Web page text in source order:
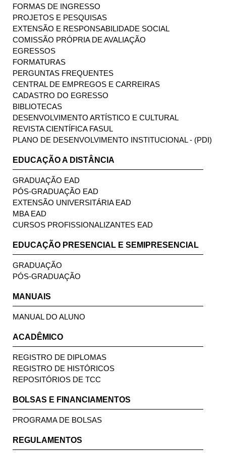
FORMAS DE INGRESSO
PROJETOS E PESQUISAS
EXTENSÃO E RESPONSABILIDADE SOCIAL
COMISSÃO PRÓPRIA DE AVALIAÇÃO
EGRESSOS
FORMATURAS
PERGUNTAS FREQUENTES
CENTRAL DE EMPREGOS E CARREIRAS
CADASTRO DO EGRESSO
BIBLIOTECAS
DESENVOLVIMENTO ARTÍSTICO E CULTURAL
REVISTA CIENTÍFICA FASUL
PLANO DE DESENVOLVIMENTO INSTITUCIONAL - (PDI)
EDUCAÇÃO A DISTÂNCIA
GRADUAÇÃO EAD
PÓS-GRADUAÇÃO EAD
EXTENSÃO UNIVERSITÁRIA EAD
MBA EAD
CURSOS PROFISSIONALIZANTES EAD
EDUCAÇÃO PRESENCIAL E SEMIPRESENCIAL
GRADUAÇÃO
PÓS-GRADUAÇÃO
MANUAIS
MANUAL DO ALUNO
ACADÊMICO
REGISTRO DE DIPLOMAS
REGISTRO DE HISTÓRICOS
REPOSITÓRIOS DE TCC
BOLSAS E FINANCIAMENTOS
PROGRAMA DE BOLSAS
REGULAMENTOS